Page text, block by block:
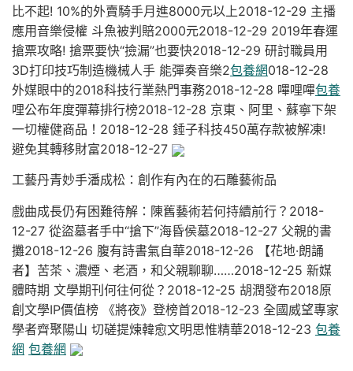
比不起! 10%的外賣騎手月進8000元以上2018-12-29 主播
應用音樂侵權 斗魚被判賠2000元2018-12-29 2019年春運
搶票攻略! 搶票要快“撿漏”也要快2018-12-29 研討職員用
3D打印技巧制造機械人手 能彈奏音樂2包養網018-12-28
外媒眼中的2018科技行業熱門事務2018-12-28 嗶哩嗶包養
哩公布年度彈幕排行榜2018-12-28 京東、阿里、蘇寧下架
一切權健商品！2018-12-28 錘子科技450萬存款被解凍!
避免其轉移財富2018-12-27
工藝丹青妙手潘成松：創作有內在的石雕藝術品
戲曲成長仍有困難待解：陳舊藝術若何持續前行？2018-
12-27 從盜墓者手中“搶下”海昏侯墓2018-12-27 父親的書
攤2018-12-26 腹有詩書氣自華2018-12-26 【花地·朗誦
者】苦茶、濃煙、老酒，和父親聊聊……2018-12-25 新媒
體時期 文學期刊何往何從？2018-12-25 胡潤發布2018原
創文學IP價值榜 《將夜》登榜首2018-12-23 全國威望專家
學者齊聚陽山 切磋提煉韓愈文明思惟精華2018-12-23 包養
網 包養網